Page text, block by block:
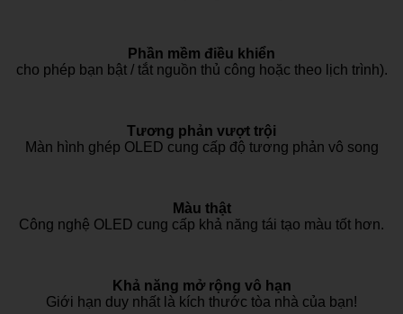
Phần mềm điều khiển
cho phép bạn bật / tắt nguồn thủ công hoặc theo lịch trình).
Tương phản vượt trội
Màn hình ghép OLED cung cấp độ tương phản vô song
Màu thật
Công nghệ OLED cung cấp khả năng tái tạo màu tốt hơn.
Khả năng mở rộng vô hạn
Giới hạn duy nhất là kích thước tòa nhà của bạn!